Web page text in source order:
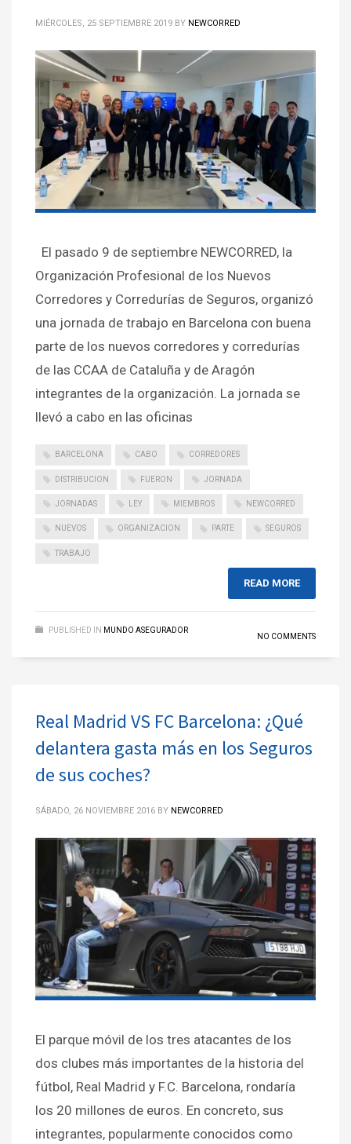
MIÉRCOLES, 25 SEPTIEMBRE 2019 BY NEWCORRED
El pasado 9 de septiembre NEWCORRED, la
Organización Profesional de los Nuevos
Corredores y Corredurías de Seguros, organizó
una jornada de trabajo en Barcelona con buena
parte de los nuevos corredores y corredurías
de las CCAA de Cataluña y de Aragón
integrantes de la organización. La jornada se
llevó a cabo en las oficinas
BARCELONA CABO CORREDORES
DISTRIBUCION FUERON JORNADA
JORNADAS LEY MIEMBROS NEWCORRED
NUEVOS ORGANIZACION PARTE SEGUROS
TRABAJO
READ MORE
PUBLISHED IN MUNDO ASEGURADOR
NO COMMENTS
Real Madrid VS FC Barcelona: ¿Qué
delantera gasta más en los Seguros
de sus coches?
SÁBADO, 26 NOVIEMBRE 2016 BY NEWCORRED
El parque móvil de los tres atacantes de los
dos clubes más importantes de la historia del
fútbol, Real Madrid y F.C. Barcelona, rondaría
los 20 millones de euros. En concreto, sus
integrantes, popularmente conocidos como